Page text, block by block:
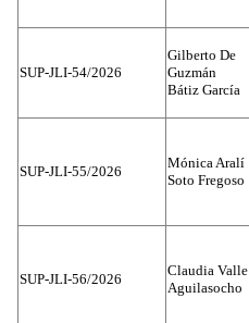
SUP-JLI-54/2026
Gilberto De
Guzmán
Bátiz García
SUP-JLI-55/2026
Mónica Aralí
Soto Fregoso
SUP-JLI-56/2026
Claudia Valle
Aguilasocho